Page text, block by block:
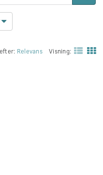
Relevans Visning: